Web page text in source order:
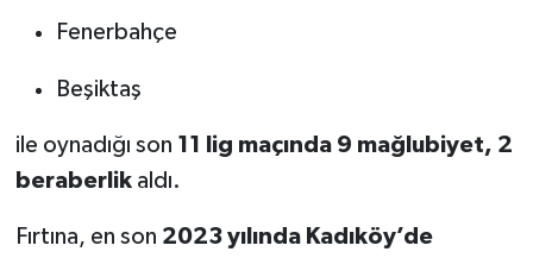
Fenerbahçe
Beşiktaş
ile oynadığı son 11 lig maçında 9 mağlubiyet, 2
beraberlikaldı.
Fırtına, en son 2023 yılında Kadıköy’de